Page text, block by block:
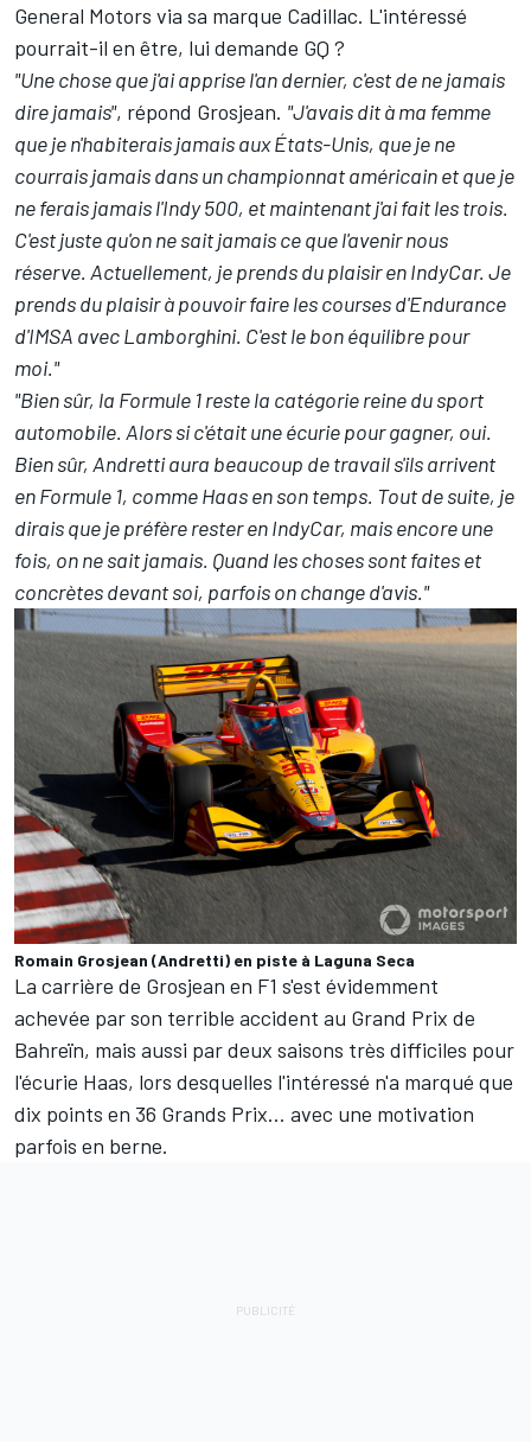
General Motors via sa marque Cadillac. L'intéressé
pourrait-il en être, lui demande GQ ?
"Une chose que j'ai apprise l'an dernier, c'est de ne jamais
dire jamais", répond Grosjean. "J'avais dit à ma femme
que je n'habiterais jamais auxÉtats-Unis, que je ne
courrais jamais dans un championnat américain et que je
ne ferais jamais l'Indy 500, et maintenant j'ai fait les trois.
C'est juste qu'on ne sait jamais ce que l'avenir nous
réserve. Actuellement, je prends du plaisir en IndyCar. Je
prends du plaisir à pouvoir faire les courses d'Endurance
d'IMSA avec Lamborghini. C'est le bon équilibre pour
moi."
"Bien sûr, la Formule 1 reste la catégorie reine du sport
automobile. Alors si c'était une écurie pour gagner, oui.
Bien sûr, Andretti aura beaucoup de travail s'ils arrivent
en Formule 1, comme Haas en son temps. Tout de suite, je
dirais que je préfère rester en IndyCar, mais encore une
fois, on ne sait jamais. Quand les choses sont faites et
concrètes devant soi, parfois on change d'avis."
Romain Grosjean (Andretti) en piste à Laguna Seca
La carrière de Grosjean en F1 s'est évidemment
achevée par son terrible accident au Grand Prix de
Bahreïn, mais aussi par deux saisons très difficiles pour
l'écurie Haas, lors desquelles l'intéressé n'a marqué que
dix points en 36 Grands Prix… avec une motivation
parfois en berne.